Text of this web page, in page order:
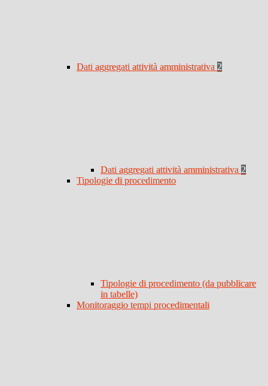
Dati aggregati attività amministrativa 2
Dati aggregati attività amministrativa 2
Tipologie di procedimento
Tipologie di procedimento (da pubblicare
in tabelle)
Monitoraggio tempi procedimentali